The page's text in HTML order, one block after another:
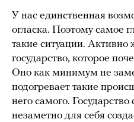
У нас единственная
огласка. Поэтому самое
такие ситуации. Активно
государство, которое
Оно как минимум не
подогревает такие
него самого.
незаметно для себя